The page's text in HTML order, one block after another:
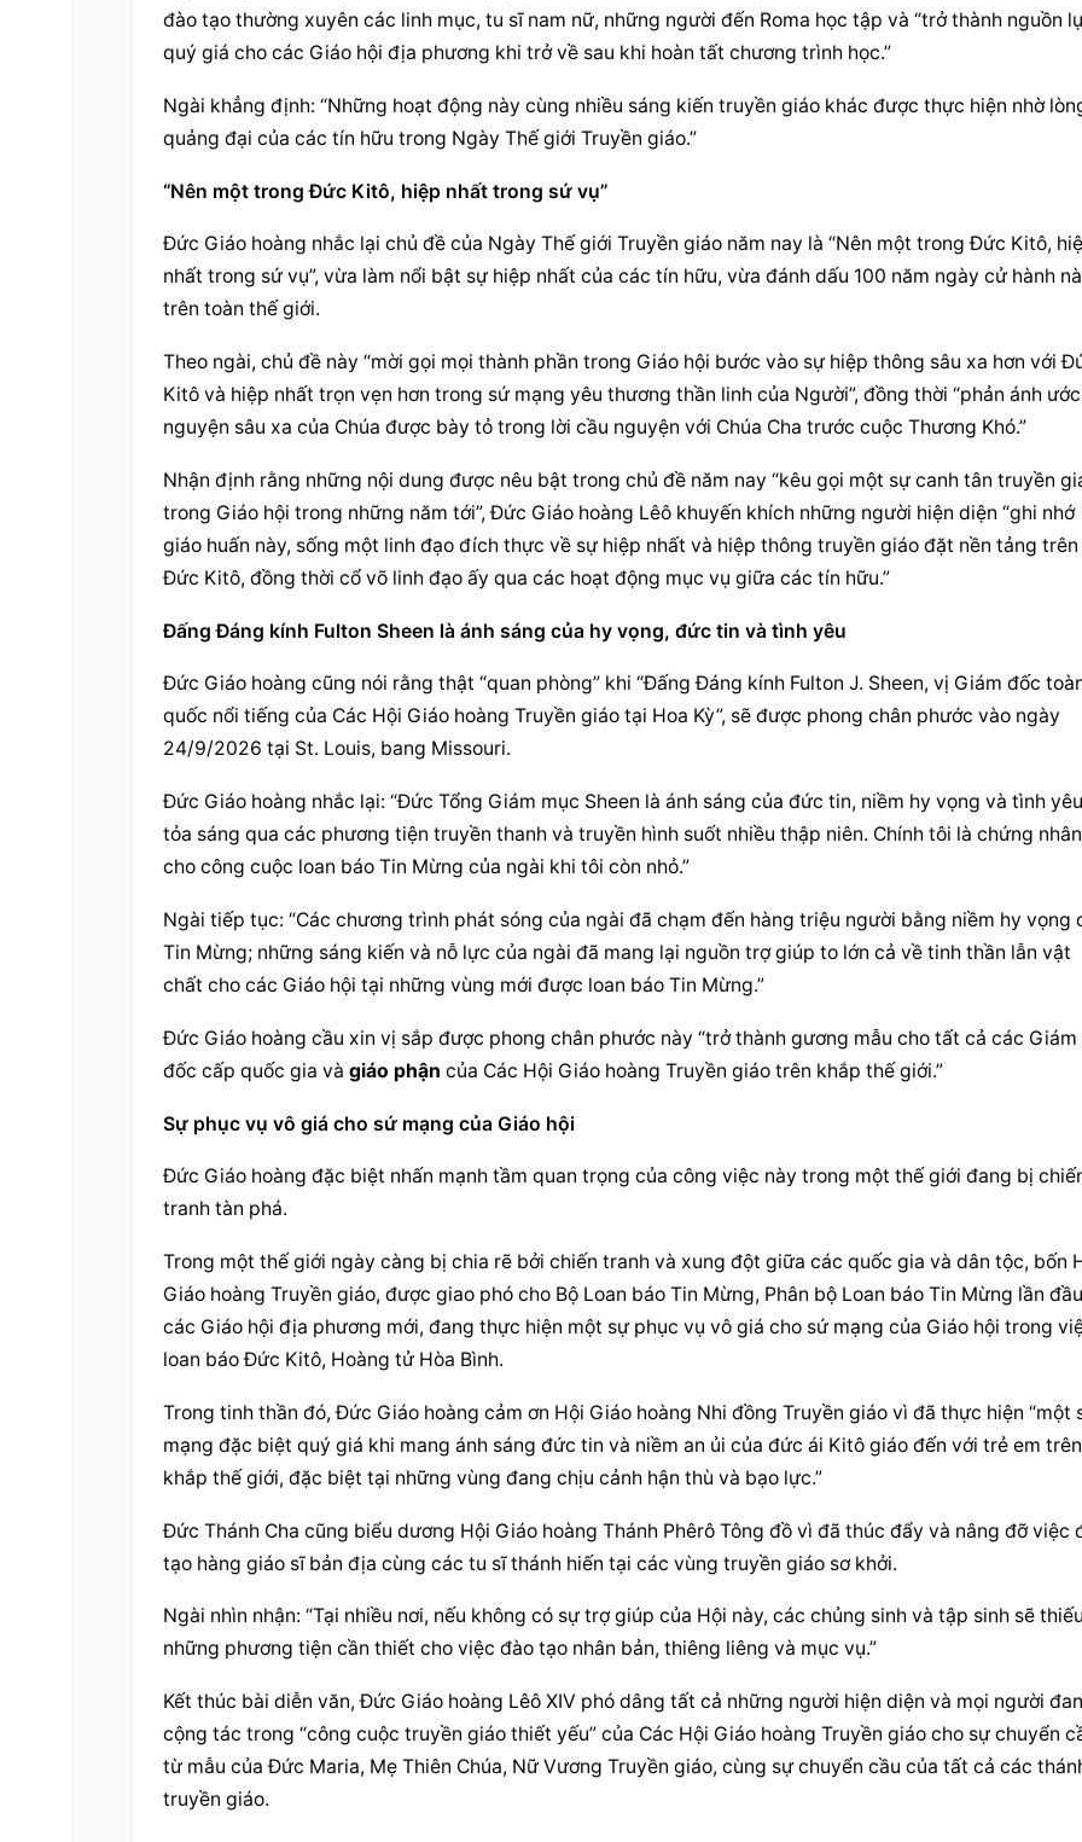
đào tạo thường xuyên các linh mục, tu sĩ nam nữ, những người đến Roma học tập và “trở thành nguồn
quý giá cho các Giáo hội địa phương khi trở về sau khi hoàn tất chương trình học.”
Ngài khẳng định: “Những hoạt động này cùng nhiều sáng kiến truyền giáo khác được thực hiện nhờ
quảng đại của các tín hữu trong Ngày Thế giới Truyền giáo.”
“Nên một trong Đức Kitô, hiệp nhất trong sứ vụ”
Đức Giáo hoàng nhắc lại chủ đề của Ngày Thế giới Truyền giáo năm nay là “Nên một trong Đức Kitô,
nhất trong sứ vụ”, vừa làm nổi bật sự hiệp nhất của các tín hữu, vừa đánh dấu 100 năm ngày cử hành
trên toàn thế giới.
Theo ngài, chủ đề này “mời gọi mọi thành phần trong Giáo hội bước vào sự hiệp thông sâu xa hơn với
Kitô và hiệp nhất trọn vẹn hơn trong sứ mạng yêu thương thần linh của Người”, đồng thời “phản ánh ước
nguyện sâu xa của Chúa được bày tỏ trong lời cầu nguyện với Chúa Cha trước cuộc Thương Khó.”
Nhận định rằng những nội dung được nêu bật trong chủ đề năm nay “kêu gọi một sự canh tân truyền
trong Giáo hội trong những năm tới”, Đức Giáo hoàng Lêô khuyến khích những người hiện diện “ghi nhớ
giáo huấn này, sống một linh đạo đích thực về sự hiệp nhất và hiệp thông truyền giáo đặt nền tảng trên
Đức Kitô, đồng thời cổ võ linh đạo ấy qua các hoạt động mục vụ giữa các tín hữu.”
Đấng Đáng kính Fulton Sheen là ánh sáng của hy vọng, đức tin và tình yêu
Đức Giáo hoàng cũng nói rằng thật “quan phòng” khi “Đấng Đáng kính Fulton J. Sheen, vị Giám đốc
quốc nổi tiếng của Các Hội Giáo hoàng Truyền giáo tại Hoa Kỳ”, sẽ được phong chân phước vào ngày
24/9/2026 tại St. Louis, bang Missouri.
Đức Giáo hoàng nhắc lại: “Đức Tổng Giám mục Sheen là ánh sáng của đức tin, niềm hy vọng và tình
tỏa sáng qua các phương tiện truyền thanh và truyền hình suốt nhiều thập niên. Chính tôi là chứng nhân
cho công cuộc loan báo Tin Mừng của ngài khi tôi còn nhỏ.”
Ngài tiếp tục: “Các chương trình phát sóng của ngài đã chạm đến hàng triệu người bằng niềm hy vọng
Tin Mừng; những sáng kiến và nỗ lực của ngài đã mang lại nguồn trợ giúp to lớn cả về tinh thần lẫn vật
chất cho các Giáo hội tại những vùng mới được loan báo Tin Mừng.”
Đức Giáo hoàng cầu xin vị sắp được phong chân phước này “trở thành gương mẫu cho tất cả các Giám
đốc cấp quốc gia và giáo phận của Các Hội Giáo hoàng Truyền giáo trên khắp thế giới.”
Sự phục vụ vô giá cho sứ mạng của Giáo hội
Đức Giáo hoàng đặc biệt nhấn mạnh tầm quan trọng của công việc này trong một thế giới đang bị
tranh tàn phá.
Trong một thế giới ngày càng bị chia rẽ bởi chiến tranh và xung đột giữa các quốc gia và dân tộc, bốn
Giáo hoàng Truyền giáo, được giao phó cho Bộ Loan báo Tin Mừng, Phân bộ Loan báo Tin Mừng lần
các Giáo hội địa phương mới, đang thực hiện một sự phục vụ vô giá cho sứ mạng của Giáo hội trong
loan báo Đức Kitô, Hoàng tử Hòa Bình.
Trong tinh thần đó, Đức Giáo hoàng cảm ơn Hội Giáo hoàng Nhi đồng Truyền giáo vì đã thực hiện “một
mạng đặc biệt quý giá khi mang ánh sáng đức tin và niềm an ủi của đức ái Kitô giáo đến với trẻ em trên
khắp thế giới, đặc biệt tại những vùng đang chịu cảnh hận thù và bạo lực.”
Đức Thánh Cha cũng biểu dương Hội Giáo hoàng Thánh Phêrô Tông đồ vì đã thúc đẩy và nâng đỡ việc
tạo hàng giáo sĩ bản địa cùng các tu sĩ thánh hiến tại các vùng truyền giáo sơ khởi.
Ngài nhìn nhận: “Tại nhiều nơi, nếu không có sự trợ giúp của Hội này, các chủng sinh và tập sinh sẽ thiếu
những phương tiện cần thiết cho việc đào tạo nhân bản, thiêng liêng và mục vụ.”
Kết thúc bài diễn văn, Đức Giáo hoàng Lêô XIV phó dâng tất cả những người hiện diện và mọi người
cộng tác trong “công cuộc truyền giáo thiết yếu” của Các Hội Giáo hoàng Truyền giáo cho sự chuyển
từ mẫu của Đức Maria, Mẹ Thiên Chúa, Nữ Vương Truyền giáo, cùng sự chuyển cầu của tất cả các
truyền giáo.